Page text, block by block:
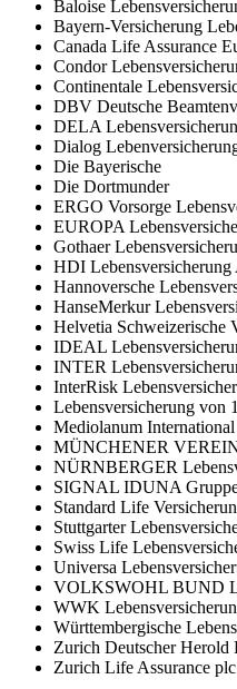
Baloise
Bayern-Versicherung
Canada Life Assurance
Condor
Continentale
DBV Deutsche
DELA
Dialog
Die Bayerische
Die Dortmunder
ERGO Vorsorge
EUROPA
Gothaer
HDI Lebensversicherung
Hannoversche
HanseMerkur
Helvetia Schweizerische
IDEAL
INTER
InterRisk
Lebensversicherung von
Mediolanum
MÜNCHENER VEREIN
NÜRNBERGER
SIGNAL IDUNA
Standard Life
Stuttgarter
Swiss Life
Universa
VOLKSWOHL BUND
WWK
Württembergische
Zurich Deutscher Herold
Zurich Life Assurance plc